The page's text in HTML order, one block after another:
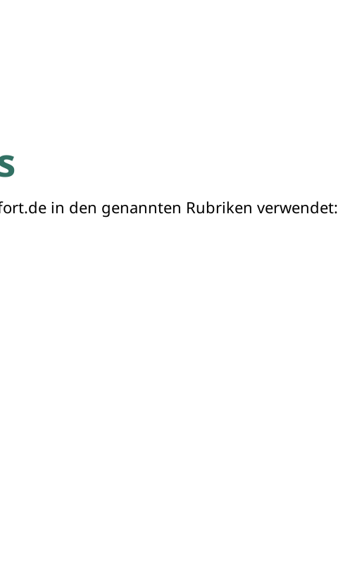
in den genannten Rubriken verwendet: